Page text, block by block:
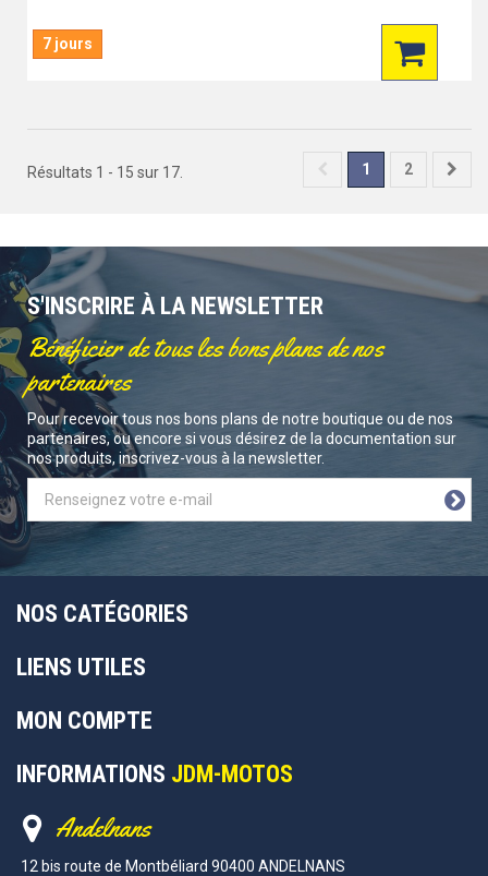
7 jours
1 2
Résultats 1 - 15 sur 17.
S'INSCRIRE À LA NEWSLETTER
Bénéficier de tous les bons plans de nos
partenaires
Pour recevoir tous nos bons plans de notre boutique ou de nos
partenaires, ou encore si vous désirez de la documentation sur
nos produits, inscrivez-vous à la newsletter.
NOS CATÉGORIES
LIENS UTILES
MON COMPTE
INFORMATIONS JDM-MOTOS
Andelnans
12 bis route de Montbéliard 90400 ANDELNANS